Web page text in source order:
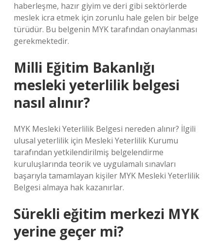
haberleşme, hazır giyim ve deri gibi sektörlerde
meslek icra etmek için zorunlu hale gelen bir belge
türüdür. Bu belgenin MYK tarafından onaylanması
gerekmektedir.
Milli Eğitim Bakanlığı
mesleki yeterlilik belgesi
nasıl alınır?
MYK Mesleki Yeterlilik Belgesi nereden alınır? İlgili
ulusal yeterlilik için Mesleki Yeterlilik Kurumu
tarafından yetkilendirilmiş belgelendirme
kuruluşlarında teorik ve uygulamalı sınavları
başarıyla tamamlayan kişiler MYK Mesleki Yeterlilik
Belgesi almaya hak kazanırlar.
Sürekli eğitim merkezi MYK
yerine geçer mi?